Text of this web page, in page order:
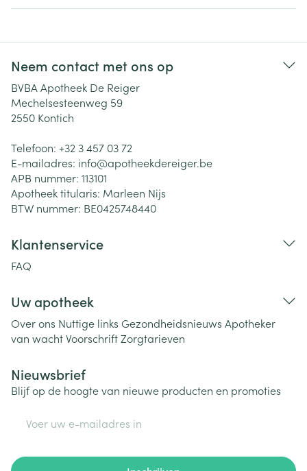
Neem contact met ons op
BVBA Apotheek De Reiger
Mechelsesteenweg 59
2550 Kontich
Telefoon: +32 3 457 03 72
E-mailadres: info@apotheekdereiger.be
APB nummer: 113101
Apotheek titularis: Marleen Nijs
BTW nummer: BE0425748440
Klantenservice
FAQ
Uw apotheek
Over ons Nuttige links Gezondheidsnieuws Apotheker
van wachtVoorschriftZorgtarieven
Nieuwsbrief
Blijf op de hoogte van nieuwe producten en promoties